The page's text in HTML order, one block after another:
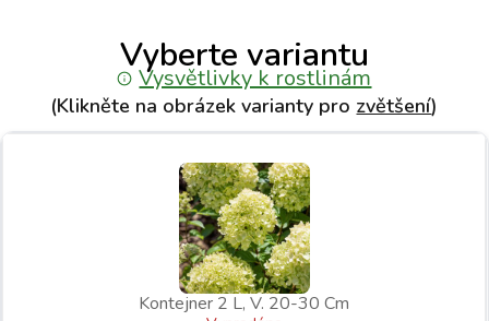
Vyberte variantu
Vysvětlivky k rostlinám
(Klikněte na obrázek varianty pro zvětšení)
Kontejner 2 L, V. 20-30 Cm